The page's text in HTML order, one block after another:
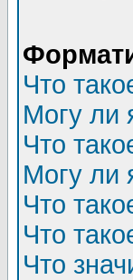
Что
Могу ли
Что
Могу ли
Что
Что
Что